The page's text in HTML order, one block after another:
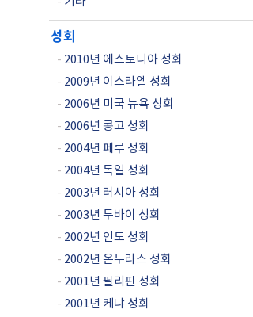
성회
- 2010년 에스토니아 성회
- 2009년 이스라엘 성회
- 2006년 미국 뉴욕 성회
- 2006년 콩고 성회
- 2004년 페루 성회
- 2004년 독일 성회
- 2003년 러시아 성회
- 2003년 두바이 성회
- 2002년 인도 성회
- 2002년 온두라스 성회
- 2001년 필리핀 성회
- 2001년 케냐 성회